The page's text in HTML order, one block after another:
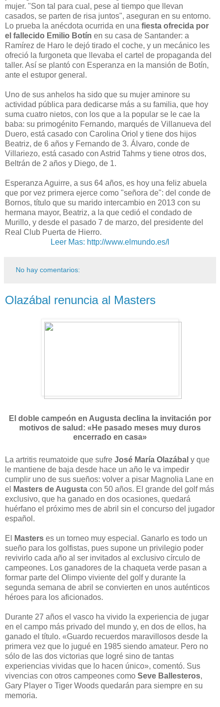
mujer. "Son tal para cual, pese al tiempo que llevan
casados, se parten de risa juntos", aseguran en su entorno.
Lo prueba la anécdota ocurrida en una fiesta ofrecida por
el fallecido Emilio Botín en su casa de Santander: a
Ramírez de Haro le dejó tirado el coche, y un mecánico les
ofreció la furgoneta que llevaba el cartel de propaganda del
taller. Así se plantó con Esperanza en la mansión de Botín,
ante el estupor general.
Uno de sus anhelos ha sido que su mujer aminore su
actividad pública para dedicarse más a su familia, que hoy
suma cuatro nietos, con los que a la popular se le cae la
baba: su primogénito Fernando, marqués de Villanueva del
Duero, está casado con Carolina Oriol y tiene dos hijos
Beatriz, de 6 años y Fernando de 3. Álvaro, conde de
Villariezo, está casado con Astrid Tahms y tiene otros dos,
Beltrán de 2 años y Diego, de 1.
Esperanza Aguirre, a sus 64 años, es hoy una feliz abuela
que por vez primera ejerce como "señora de": del conde de
Bornos, título que su marido intercambio en 2013 con su
hermana mayor, Beatriz, a la que cedió el condado de
Murillo, y desde el pasado 7 de marzo, del presidente del
Real Club Puerta de Hierro.
Leer Mas: http://www.elmundo.es/l
No hay comentarios:
Olazábal renuncia al Masters
El doble campeón en Augusta declina la invitación por
motivos de salud: «He pasado meses muy duros
encerrado en casa»
La artritis reumatoide que sufre José María Olazábal y que
le mantiene de baja desde hace un año le va impedir
cumplir uno de sus sueños: volver a pisar Magnolia Lane en
el
Masters de Augusta con 50 años. El grande del golf más
exclusivo, que ha ganado en dos ocasiones, quedará
huérfano el próximo mes de abril sin el concurso del jugador
español.
El Masters es un torneo muy especial. Ganarlo es todo un
sueño para los golfistas, pues supone un privilegio poder
revivirlo cada año al ser invitados al exclusivo círculo de
campeones. Los ganadores de la chaqueta verde pasan a
formar parte del Olimpo viviente del golf y durante la
segunda semana de abril se convierten en unos auténticos
héroes para los aficionados.
Durante 27 años el vasco ha vivido la experiencia de jugar
en el campo más privado del mundo y, en dos de ellos, ha
ganado el título. «Guardo recuerdos maravillosos desde la
primera vez que lo jugué en 1985 siendo amateur. Pero no
sólo de las dos victorias que logré sino de tantas
experiencias vividas que lo hacen único», comentó. Sus
vivencias con otros campeones como Seve Ballesteros,
Gary Player o Tiger Woods quedarán para siempre en su
memoria.